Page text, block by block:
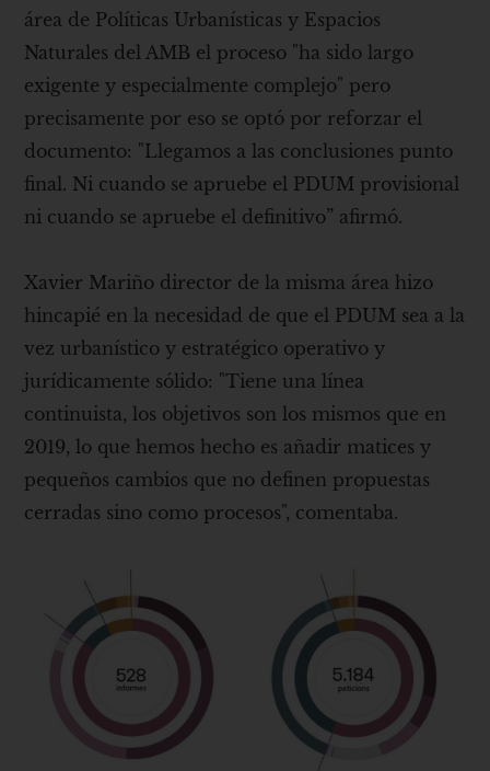
área de Políticas Urbanísticas y Espacios
Naturales del AMB el proceso "ha sido largo
exigente y especialmente complejo" pero
precisamente por eso se optó por reforzar el
documento: "Llegamos a las conclusiones punto
final. Ni cuando se apruebe el PDUM provisional
ni cuando se apruebe el definitivo” afirmó.
Xavier Mariño director de la misma área hizo
hincapié en la necesidad de que el PDUM sea a la
vez urbanístico y estratégico operativo y
jurídicamente sólido: "Tiene una línea
continuista, los objetivos son los mismos que en
2019, lo que hemos hecho es añadir matices y
pequeños cambios que no definen propuestas
cerradas sino como procesos", comentaba.